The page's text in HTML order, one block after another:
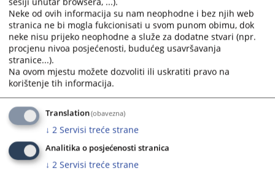
Приказана вијест је на: Српски језик
Вијест доступна још на: Bosanski jezik
80ПРЕГЛЕДА
Neke od ovih informacija su nam neophodne i bez njih web
stranica ne bi mogla fukcionisati u svom punom obimu, dok
neke nisu prijeko neophodne a služe za dodatne stvari (npr.
procjenu nivoa posjećenosti, budućeg usavršavanja
stranice...).
Na ovom mjestu možete dozvoliti ili uskratiti pravo na
korištenje tih informacija.
Translation(obavezna)
↓ 2 Servisi treće strane
Analitika o posjećenosti stranica
↓ 2 Servisi treće strane